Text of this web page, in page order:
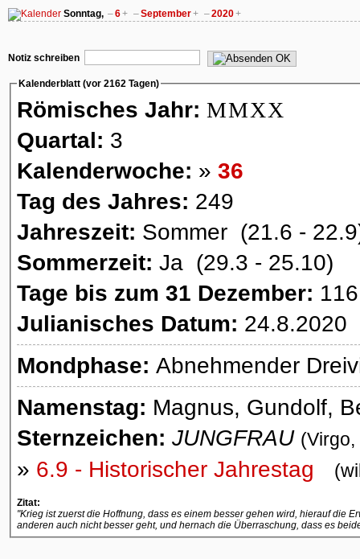
Sonntag, –6+ –September+ –2020+
Notiz schreiben OK
Kalenderblatt (vor 2162 Tagen)
Römisches Jahr: MMXX
Quartal: 3
Kalenderwoche: » 36
Tag des Jahres: 249
Jahreszeit: Sommer (21.6 -
Sommerzeit: Ja (29.3 - 25.10)
Tage bis zum 31 Dezember: 116
Julianisches Datum: 24.8.2020
Mondphase: Abnehmender
Namenstag: Magnus, Gundolf,
Sternzeichen: JUNGFRAU
» 6.9 - Historischer Jahrestag
Zitat:
"Krieg ist zuerst die Hoffnung, dass es einem besser gehen wird, hierauf die
anderen auch nicht besser geht, und hernach die Überraschung, dass es